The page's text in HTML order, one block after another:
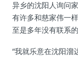
异乡的沈阳人询问
有许多和慈家伟一
至是多年没有联系
“我就乐意在沈阳溜